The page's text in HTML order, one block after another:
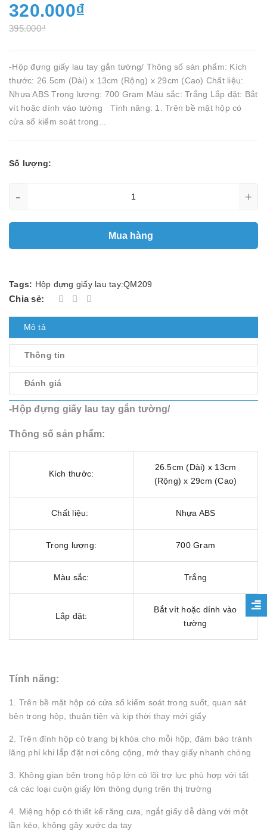
320.000₫
395.000₫
-Hộp đựng giấy lau tay gắn tường/ Thông số sản phẩm: Kích
thước: 26.5cm (Dài) x 13cm (Rộng) x 29cm (Cao) Chất liệu:
Nhựa ABS Trọng lượng: 700 Gram Màu sắc: Trắng Lắp đặt: Bắt
vít hoặc dính vào tường Tính năng: 1. Trên bề mặt hộp có
cửa sổ kiểm soát trong...
Số lượng:
- +
Mua hàng
Tags: Hộp đựng giấy lau tay:QM209
Chia sẻ:
Mô tả
Thông tin
Đánh giá
-Hộp đựng giấy lau tay gắn tường/
Thông số sản phẩm:
Kích thước:
26.5cm (Dài) x 13cm
(Rộng) x 29cm (Cao)
Chất liệu: Nhựa ABS
Trọng lượng: 700 Gram
Màu sắc: Trắng
Lắp đặt:
Bắt vít hoặc dính vào
tường
Tính năng:
1. Trên bề mặt hộp có cửa sổ kiểm soát trong suốt, quan sát
bên trong hộp, thuận tiện và kịp thời thay mới giấy
2. Trên đỉnh hộp có trang bị khóa cho mỗi hộp, đảm bảo tránh
lãng phí khi lắp đặt nơi công cộng, mở thay giấy nhanh chóng
3. Không gian bên trong hộp lớn có lõi trợ lực phù hợp với tất
cả các loại cuộn giấy lớn thông dụng trên thị trường
4. Miệng hộp có thiết kế răng cưa, ngắt giấy dễ dàng với một
lần kéo, không gây xước da tay